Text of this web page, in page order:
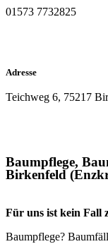
01573 7732825
Adresse
Teichweg 6, 75217
Baumpflege,
Birkenfeld
Für uns ist kein Fall
Baumpflege?